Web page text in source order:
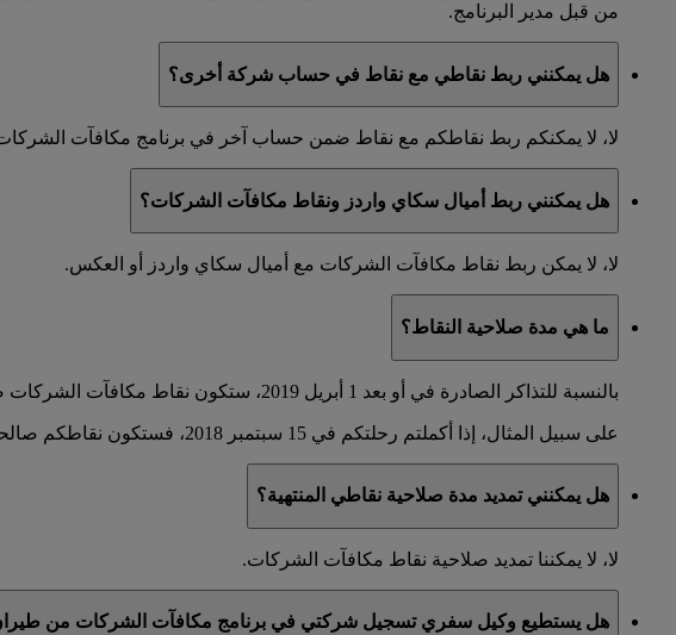
من قبل مدير البرنامج.
هل يمكنني ربط نقاطي مع نقاط في حساب شركة أخرى؟
لا، لا يمكنكم ربط نقاطكم مع نقاط ضمن حساب آخر في برنامج مكافآت
هل يمكنني ربط أميال سكاي واردز ونقاط مكافآت الشركات؟
لا، لا يمكن ربط نقاط مكافآت الشركات مع أميال سكاي واردز أو العكس.
ما هي مدة صلاحية النقاط؟
بالنسبة للتذاكر الصادرة في أو بعد 1 أبريل 2019، ستكون نقاط مكافآت الشركات صالحة لعامين. ستنتهي صلاحيتها في اليوم الأخير من الشهر الذي تم فيه إكمال الرحلة.
على سبيل المثال، إذا أكملتم رحلتكم في 15 سبتمبر 2018، فستكون نقاطكم صالحة حتى 30 أيلول 2020.
هل يمكنني تمديد مدة صلاحية نقاطي المنتهية؟
لا، لا يمكننا تمديد صلاحية نقاط مكافآت الشركات.
هل يستطيع وكيل سفري تسجيل شركتي في برنامج مكافآت الشركات من طيران